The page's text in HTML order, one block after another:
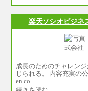
楽天ソシオビジネ
成長のためのチャレン
じられる。 内容充実の
en.co…